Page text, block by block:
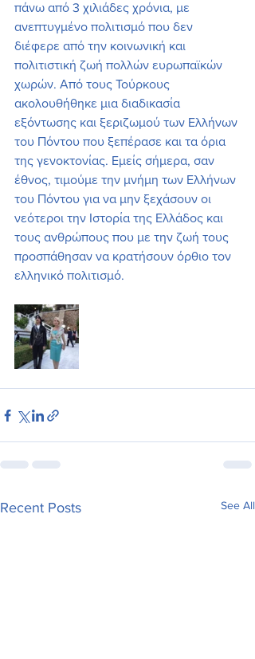
πάνω από 3 χιλιάδες χρόνια, με
ανεπτυγμένο πολιτισμό που δεν
διέφερε από την κοινωνική και
πολιτιστική ζωή πολλών ευρωπαϊκών
χωρών. Από τους Τούρκους
ακολουθήθηκε μια διαδικασία
εξόντωσης και ξεριζωμού των Ελλήνων
του Πόντου που ξεπέρασε και τα όρια
της γενοκτονίας. Εμείς σήμερα, σαν
έθνος, τιμούμε την μνήμη των Ελλήνων
του Πόντου για να μην ξεχάσουν οι
νεότεροι την Ιστορία της Ελλάδος και
τους ανθρώπους που με την ζωή τους
προσπάθησαν να κρατήσουν όρθιο τον
ελληνικό πολιτισμό.
Recent Posts See All